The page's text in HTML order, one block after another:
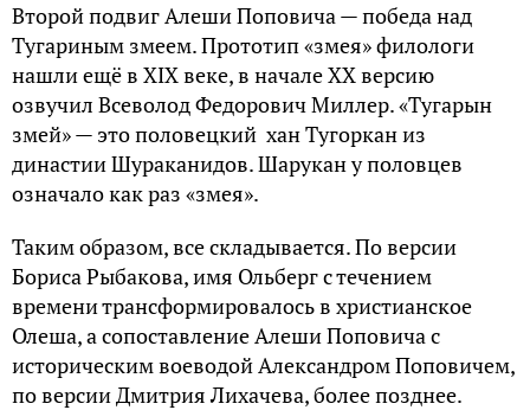
Второй подвиг Алеши Поповича — победа над
Тугариным змеем. Прототип «змея» филологи
нашли ещё в XIX веке, в начале XX версию
озвучил Всеволод Федорович Миллер. «Тугарын
змей» — это половецкий хан Тугоркан из
династии Шураканидов. Шарукан у половцев
означало как раз «змея».
Таким образом, все складывается. По версии
Бориса Рыбакова, имя Ольберг с течением
времени трансформировалось в христианское
Олеша, а сопоставление Алеши Поповича с
историческим воеводой Александром Поповичем,
по версии Дмитрия Лихачева, более позднее.